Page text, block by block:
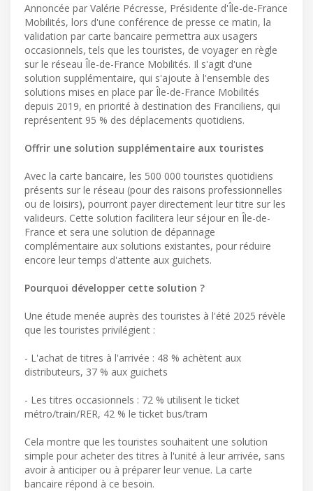
Annoncée par Valérie Pécresse, Présidente d'Île-de-France
Mobilités, lors d'une conférence de presse ce matin, la
validation par carte bancaire permettra aux usagers
occasionnels, tels que les touristes, de voyager en règle
sur le réseau Île-de-France Mobilités. Il s'agit d'une
solution supplémentaire, qui s'ajoute à l'ensemble des
solutions mises en place par Île-de-France Mobilités
depuis 2019, en priorité à destination des Franciliens, qui
représentent 95 % des déplacements quotidiens.
Offrir une solution supplémentaire aux touristes
Avec la carte bancaire, les 500 000 touristes quotidiens
présents sur le réseau (pour des raisons professionnelles
ou de loisirs), pourront payer directement leur titre sur les
valideurs. Cette solution facilitera leur séjour en Île-de-
France et sera une solution de dépannage
complémentaire aux solutions existantes, pour réduire
encore leur temps d'attente aux guichets.
Pourquoi développer cette solution ?
Une étude menée auprès des touristes à l'été 2025 révèle
que les touristes privilégient :
- L'achat de titres à l'arrivée : 48 % achètent aux
distributeurs, 37 % aux guichets
- Les titres occasionnels : 72 % utilisent le ticket
métro/train/RER, 42 % le ticket bus/tram
Cela montre que les touristes souhaitent une solution
simple pour acheter des titres à l'unité à leur arrivée, sans
avoir à anticiper ou à préparer leur venue. La carte
bancaire répond à ce besoin.